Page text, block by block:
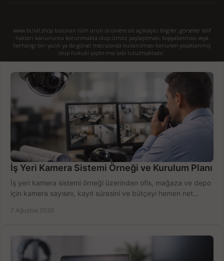
www.bizial.shop bulunan tüm ürün ürünlere ait açıklayıcı bilgiler, görseller telif
hakları kanununca korunmakta olup izinsiz paylaşılması, kopyalanması veya
herhangi biri yazılı ya da görsel mecralarda kullanılması kanunen yasaklanmış
olup hukuki yaptırıma tabi tutulmaktadır.
İş Yeri Kamera Sistemi Örneği ve Kurulum Planı
İş yeri kamera sistemi örneği üzerinden ofis, mağaza ve depo
için kamera sayısını, kayıt süresini ve bütçeyi hemen net
7 Ağustos 2026